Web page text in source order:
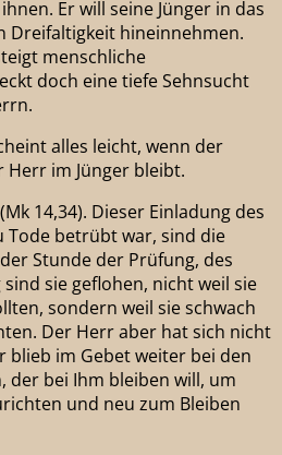
Er will seine Jünger in das
Dreifaltigkeit hineinnehmen.
menschliche
doch eine tiefe Sehnsucht
alles leicht, wenn der
Herr im Jünger bleibt.
14,34). Dieser Einladung des
Tode betrübt war, sind die
Stunde der Prüfung, des
sie geflohen, nicht weil sie
sondern weil sie schwach
Der Herr aber hat sich nicht
blieb im Gebet weiter bei den
bei Ihm bleiben will, um
und neu zum Bleiben